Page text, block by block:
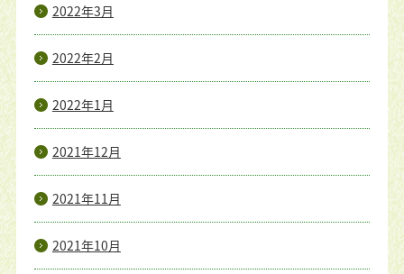
2022年3月
2022年2月
2022年1月
2021年12月
2021年11月
2021年10月